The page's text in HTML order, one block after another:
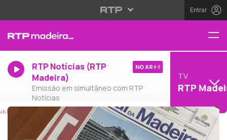
Entrar
RTP Notícias (RTP
Madeira)
Emissão em simultâneo com RTP
Notícias
NO AR
TV
RTP